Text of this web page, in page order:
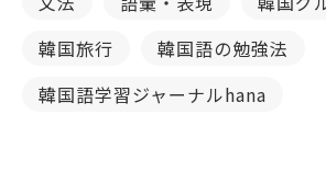
韓国旅行
韓国語の勉強法
韓国語学習ジャーナルhana